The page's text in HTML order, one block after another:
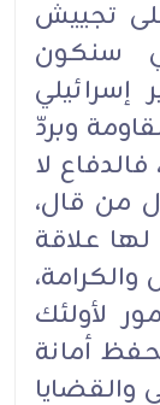
تجييش
سنكون
وبردّ
لا
من قال،
علاقة
لأولئك
أمانة
والقضايا